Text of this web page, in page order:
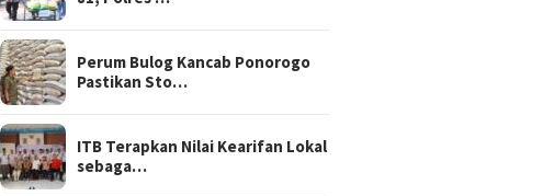
Perum Bulog Kancab Ponorogo
Pastikan Sto…
ITB Terapkan Nilai Kearifan Lokal
sebaga…